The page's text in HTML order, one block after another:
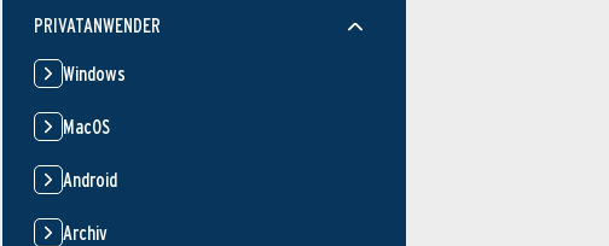
PRIVATANWENDER
Windows
MacOS
Android
Archiv